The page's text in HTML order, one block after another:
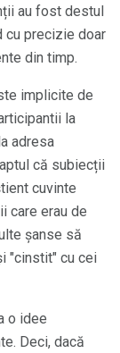
au fost destul
cu precizie doar
din timp.
implicite de
la
adresa
că subiecții
cuvinte
care erau de
șanse să
"cinstit" cu cei
o idee
Deci, dacă